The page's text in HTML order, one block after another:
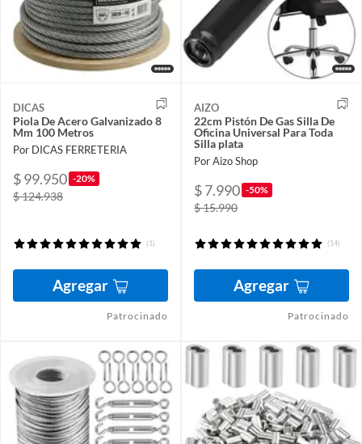
DICAS
Piola De Acero Galvanizado 8
Mm 100 Metros
Por DICAS FERRETERIA
$ 99.950 -20%
$ 124.938
(1)
Agregar
Patrocinado
AIZO
22cm Pistón De Gas Silla De
Oficina Universal Para Toda
Silla plata
Por Aizo Shop
$ 7.990 -50%
$ 15.990
(14)
Agregar
Patrocinado